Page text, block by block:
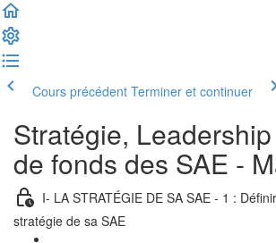
Cours précédent Terminer et continuer
Stratégie,
de fonds des SAE -
I- LA STRATÉGIE DE SA SAE - 1 :
stratégie de sa SAE